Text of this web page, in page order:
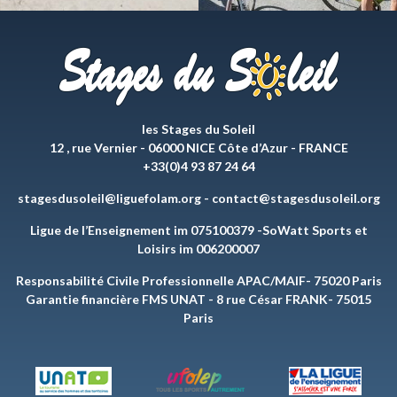
les Stages du Soleil
12 , rue Vernier - 06000 NICE Côte d’Azur - FRANCE
+33(0)4 93 87 24 64
stagesdusoleil@liguefolam.org- contact@stagesdusoleil.org
Ligue de l’Enseignement im 075100379 -SoWatt Sports et
Loisirs im 006200007
Responsabilité Civile Professionnelle APAC/MAIF- 75020 Paris
Garantie financière FMS UNAT - 8 rue César FRANK- 75015
Paris